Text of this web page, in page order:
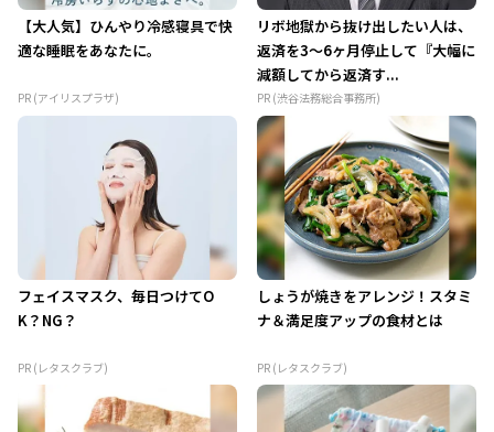
【大人気】ひんやり冷感寝具で快
適な睡眠をあなたに。
PR (アイリスプラザ)
リボ地獄から抜け出したい人は、
返済を3～6ヶ月停止して『大幅に
減額してから返済す...
PR (渋谷法務総合事務所)
フェイスマスク、毎日つけてO
K？NG？
PR (レタスクラブ)
しょうが焼きをアレンジ！スタミ
ナ＆満足度アップの食材とは
PR (レタスクラブ)